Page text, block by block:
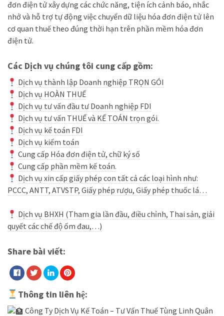
đơn điện tử xây dựng các chức năng, tiện ích cảnh báo, nhắc
nhở và hỗ trợ tự động việc chuyển dữ liệu hóa đơn điện tử lên
cơ quan thuế theo đúng thời hạn trên phần mềm hóa đơn
điện tử.
Các Dịch vụ chúng tôi cung cấp gồm:
Dịch vụ thành lập Doanh nghiệp TRỌN GÓI
Dịch vụ HOÀN THUẾ
Dịch vụ tư vấn đầu tư Doanh nghiệp FDI
Dịch vụ tư vấn THUẾ và KẾ TOÁN trọn gói.
Dịch vụ kế toán FDI
Dịch vụ kiểm toán
Cung cấp Hóa đơn điện tử, chữ ký số
Cung cấp phần mềm kế toán.
Dịch vụ xin cấp giấy phép con tất cả các loại hình như:
PCCC, ANTT, ATVSTP, Giấy phép rượu, Giấy phép thuốc lá…
Dịch vụ BHXH (Tham gia lần đầu, điều chỉnh, Thai sản, giải
quyết các chế độ ốm đau,…)
Share bài viết:
Thông tin liên hệ:
Công Ty Dịch Vụ Kế Toán – Tư Vấn Thuế Tùng Linh Quân